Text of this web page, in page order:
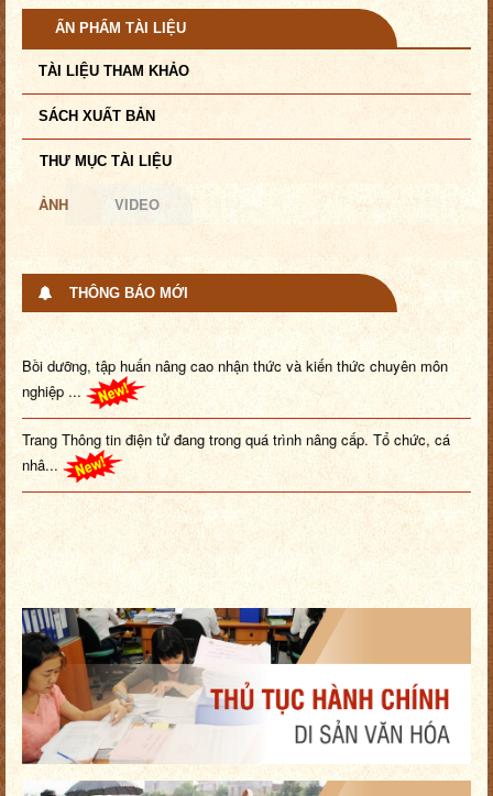
ẤN PHẨM TÀI LIỆU
TÀI LIỆU THAM KHẢO
SÁCH XUẤT BẢN
THƯ MỤC TÀI LIỆU
ẢNH VIDEO
THÔNG BÁO MỚI
nghiệp ...
Trang Thông tin điện tử đang trong quá trình nâng cấp. Tổ chức, cá
nhâ...